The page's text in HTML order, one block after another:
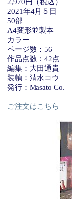
2,970円（税込）
2021年4月５日
50部
A4変形並製本
カラー
ページ数：56
作品点数：42点
編集：大田通貴
装幀：清水コウ
発行：Masato Co.
ご注文はこちら